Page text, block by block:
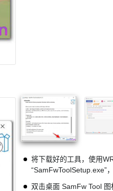
将下载好的工具，使用
“SamFwToolSetup.exe”
双击桌面 SamFw Tool